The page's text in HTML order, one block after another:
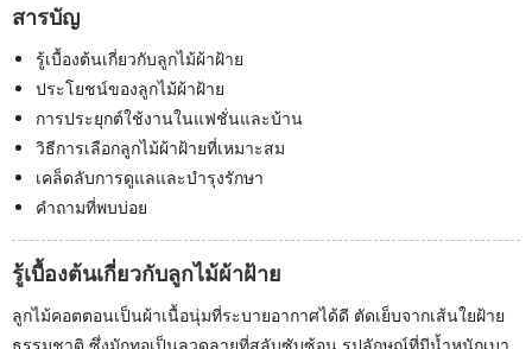
สารบัญ
รู้เบื้องต้นเกี่ยวกับลูกไม้ผ้าฝ้าย
ประโยชน์ของลูกไม้ผ้าฝ้าย
การประยุกต์ใช้งานในแฟชั่นและบ้าน
วิธีการเลือกลูกไม้ผ้าฝ้ายที่เหมาะสม
เคล็ดลับการดูแลและบำรุงรักษา
คำถามที่พบบ่อย
รู้เบื้องต้นเกี่ยวกับลูกไม้ผ้าฝ้าย
ลูกไม้คอตตอนเป็นผ้าเนื้อนุ่มที่ระบายอากาศได้ดี ตัดเย็บจากเส้นใยฝ้าย